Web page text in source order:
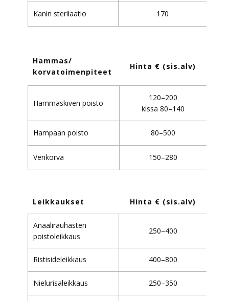
Kanin sterilaatio 170
Hammas/
korvatoimenpiteet
Hinta € (sis.alv)
Hammaskiven poisto
120–200
kissa 80–140
Hampaan poisto 80–500
Verikorva 150–280
Leikkaukset Hinta € (sis.alv)
A​naalirauhasten
poistoleikkaus
250–400
Ristisideleikkaus 400–800
Nielurisaleikkaus 250–350